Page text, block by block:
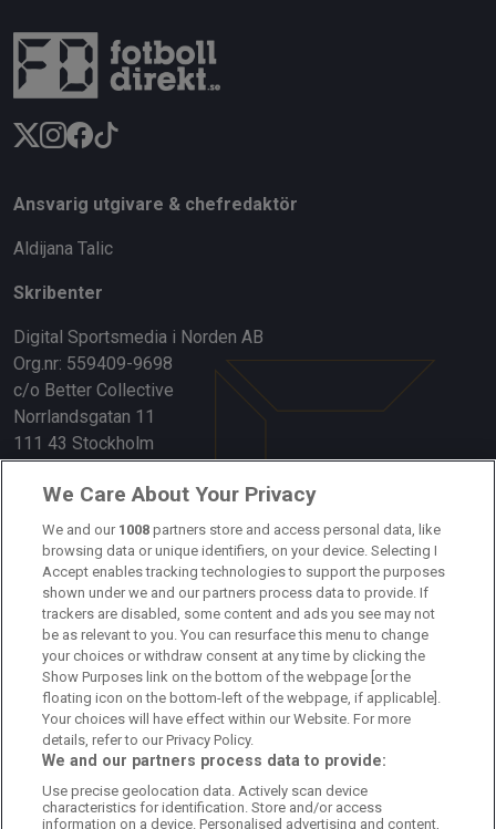
Ansvarig utgivare & chefredaktör
Aldijana Talic
Skribenter
Digital Sportsmedia i Norden AB
Org.nr: 559409-9698
c/o Better Collective
Norrlandsgatan 11
111 43 Stockholm
Länkar
Om oss
Kontakta oss
Kundtjänst
Sponsor: Rekatochklart
Annonsera på Fotbolldirekt
Redaktionell policy
Personuppgiftspolicy
We Care About Your Privacy
We and our 1008 partners store and access personal data, like
browsing data or unique identifiers, on your device. Selecting I
Accept enables tracking technologies to support the purposes
shown under we and our partners process data to provide. If
trackers are disabled, some content and ads you see may not
be as relevant to you. You can resurface this menu to change
your choices or withdraw consent at any time by clicking the
Show Purposes link on the bottom of the webpage [or the
floating icon on the bottom-left of the webpage, if applicable].
Your choices will have effect within our Website. For more
details, refer to our Privacy Policy.
We and our partners process data to provide:
Use precise geolocation data. Actively scan device
characteristics for identification. Store and/or access
information on a device. Personalised advertising and content,